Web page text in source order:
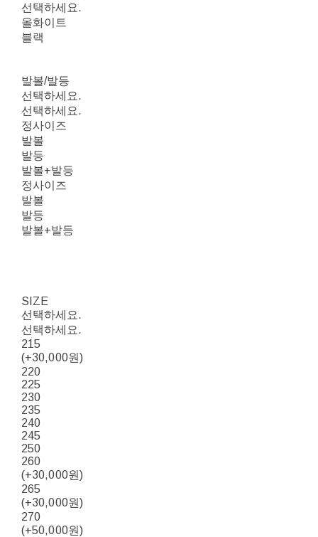
선택하세요.
올화이트
블랙
발볼/발등
선택하세요.
선택하세요.
정사이즈
발볼
발등
발볼+발등
정사이즈
발볼
발등
발볼+발등
SIZE
선택하세요.
선택하세요.
215
(+30,000원)
220
225
230
235
240
245
250
260
(+30,000원)
265
(+30,000원)
270
(+50,000원)